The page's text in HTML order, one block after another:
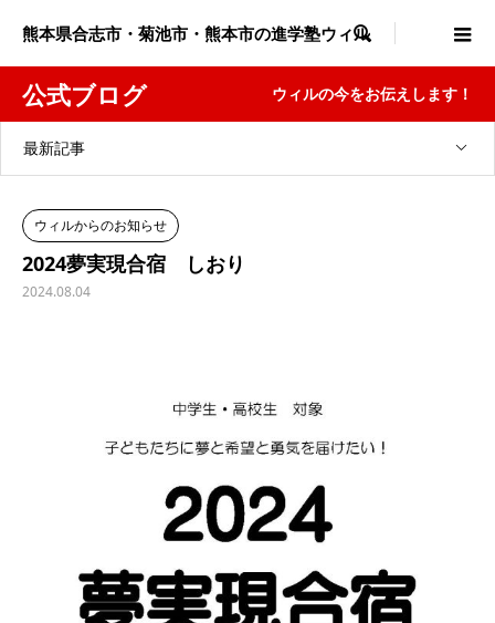
熊本県合志市・菊池市・熊本市の進学塾ウィル

公式ブログ ウィルの今をお伝えします！
最新記事
ウィルからのお知らせ
2024夢実現合宿 しおり
2024.08.04